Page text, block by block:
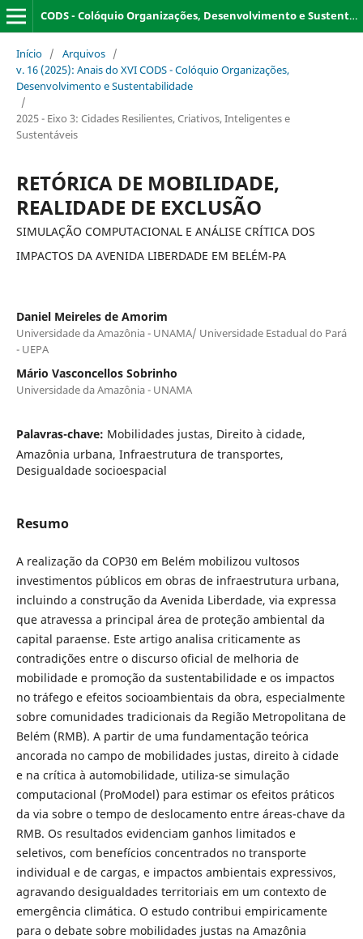
CODS - Colóquio Organizações, Desenvolvimento e Sustentabilidade
Início / Arquivos /
v. 16 (2025): Anais do XVI CODS - Colóquio Organizações,
Desenvolvimento e Sustentabilidade
/
2025 - Eixo 3: Cidades Resilientes, Criativos, Inteligentes e
Sustentáveis
RETÓRICA DE MOBILIDADE,
REALIDADE DE EXCLUSÃO
SIMULAÇÃO COMPUTACIONAL E ANÁLISE CRÍTICA DOS
IMPACTOS DA AVENIDA LIBERDADE EM BELÉM-PA
Daniel Meireles de Amorim
Universidade da Amazônia - UNAMA/ Universidade Estadual do Pará
- UEPA
Mário Vasconcellos Sobrinho
Universidade da Amazônia - UNAMA
Palavras-chave: Mobilidades justas, Direito à cidade,
Amazônia urbana, Infraestrutura de transportes,
Desigualdade socioespacial
Resumo
A realização da COP30 em Belém mobilizou vultosos
investimentos públicos em obras de infraestrutura urbana,
incluindo a construção da Avenida Liberdade, via expressa
que atravessa a principal área de proteção ambiental da
capital paraense. Este artigo analisa criticamente as
contradições entre o discurso oficial de melhoria de
mobilidade e promoção da sustentabilidade e os impactos
no tráfego e efeitos socioambientais da obra, especialmente
sobre comunidades tradicionais da Região Metropolitana de
Belém (RMB). A partir de uma fundamentação teórica
ancorada no campo de mobilidades justas, direito à cidade
e na crítica à automobilidade, utiliza-se simulação
computacional (ProModel) para estimar os efeitos práticos
da via sobre o tempo de deslocamento entre áreas-chave da
RMB. Os resultados evidenciam ganhos limitados e
seletivos, com benefícios concentrados no transporte
individual e de cargas, e impactos ambientais expressivos,
agravando desigualdades territoriais em um contexto de
emergência climática. O estudo contribui empiricamente
para o debate sobre mobilidades justas na Amazônia